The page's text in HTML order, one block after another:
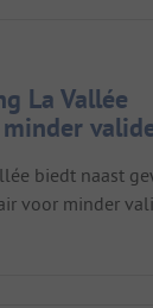
La Vallée
biedt naast
voor minder